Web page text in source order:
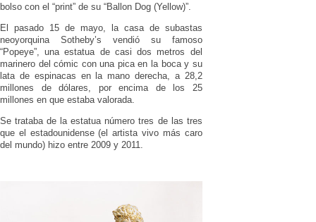
bolso con el “print” de su “Ballon Dog (Yellow)”.
El pasado 15 de mayo, la casa de subastas
neoyorquina Sotheby’s vendió su famoso
“Popeye”, una estatua de casi dos metros del
marinero del cómic con una pica en la boca y su
lata de espinacas en la mano derecha, a 28,2
millones de dólares, por encima de los 25
millones en que estaba valorada.
Se trataba de la estatua número tres de las tres
que el estadounidense (el artista vivo más caro
del mundo) hizo entre 2009 y 2011.